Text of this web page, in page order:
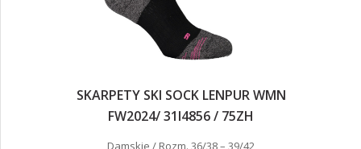
SKARPETY SKI SOCK LENPUR WMN
FW2024/ 31I4856 / 75ZH
Damskie / Rozm. 36/38 – 39/42